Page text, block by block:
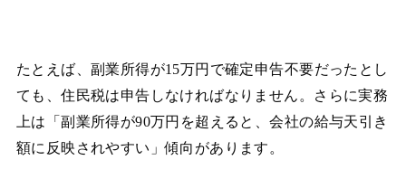
たとえば、副業所得が15万円で確定申告不要だったとし
ても、住民税は申告しなければなりません。さらに実務
上は「副業所得が90万円を超えると、会社の給与天引き
額に反映されやすい」傾向があります。